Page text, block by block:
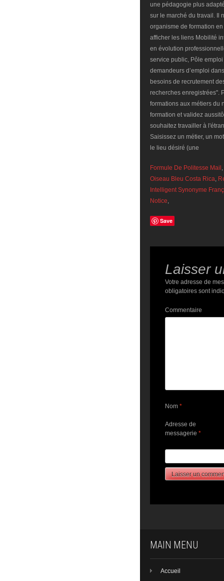
Formule De Politesse Mail ,
Oiseau Bleu Costa Rica,
Intelligent Synonyme
Notice,
Save
Laisser
Votre adresse de
obligatoires sont
Commentaire
Nom *
Adresse de
messagerie *
MAIN MENU
Accueil